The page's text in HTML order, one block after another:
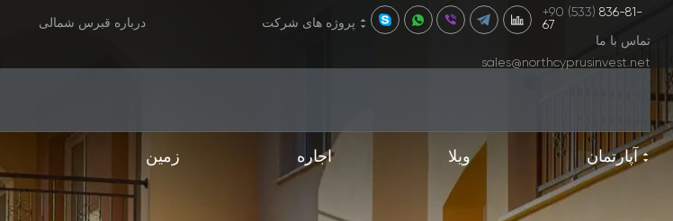
درباره قبرس شمالی پروژه های شرکت
+90 (533) 836-81-
67
تماس با ما
sales@northcyprusinvest.net
آپارتمان ویلا اجاره زمین